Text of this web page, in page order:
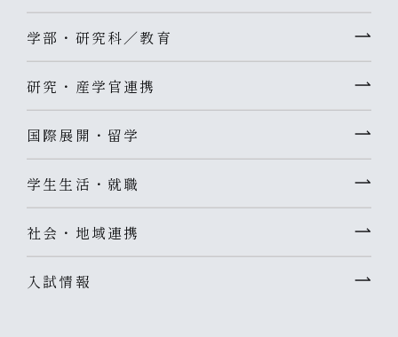
学部・研究科／教育
研究・産学官連携
国際展開・留学
学生生活・就職
社会・地域連携
入試情報